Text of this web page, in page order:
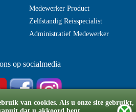
van cookies. Als u onze site gebruikt,
Medewerker Product
Zelfstandig Reisspecialist
Administratief Medewerker
op socialmedia